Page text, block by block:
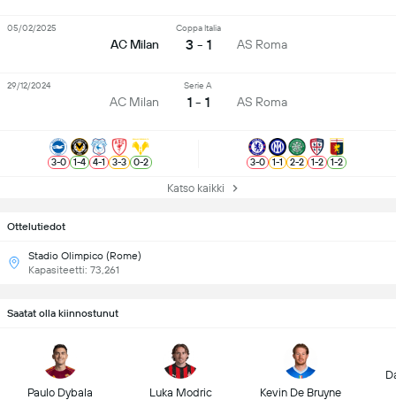
Ottelutiedot
Stadio Olimpico (Rome)
Kapasiteetti: 73,261
AC Milan
Coppa Italia
3 - 1 AS Roma
05/02/2025
AC Milan
Serie A
1 - 1 AS Roma
29/12/2024
3-0 1-4 4-1 3-3 0-2 3-0 1-1 2-2 1-2 1-2
Katso kaikki
Saatat olla kiinnostunut
Paulo Dybala Luka Modric Kevin De Bruyne